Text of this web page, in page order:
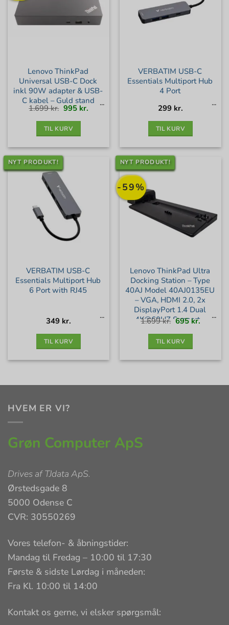
Lenovo ThinkPad
Universal USB-C Dock
inkl 90W adapter & USB-
C kabel – Guld stand
1.699kr. Den
oprindelige
pris
995 kr.Den
aktuelle
pris
TIL KURV
VERBATIM USB-C
Essentials Multiport Hub
4 Port
299 kr.
TIL KURV
NYT PRODUKT!
VERBATIM USB-C
Essentials Multiport Hub
6 Port with RJ45
349 kr.
TIL KURV
-59%
NYT PRODUKT!
Lenovo ThinkPad Ultra
Docking Station – Type
40AJ Model 40AJ0135EU
– VGA, HDMI 2.0, 2x
DisplayPort 1.4 Dual
4K@60HZ Support –
Dock – Fabriksny i box
1.699kr. Den
oprindelige
pris
695kr.Den
aktuelle
pris
TIL KURV
HVEM ER VI?
Grøn Computer ApS
Drives afTJdata ApS.
Ørstedsgade 8
5000 Odense C
CVR: 30550269
Vores telefon- & åbningstider:
Mandag til Fredag – 10:00 til 17:30
Første & sidste Lørdag i måneden:
Fra Kl. 10:00 til 14:00
Kontakt os gerne, vi elsker spørgsmål: